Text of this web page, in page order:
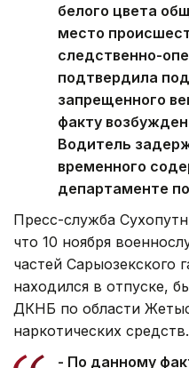
белого цвета
место
следственно-
подтвердила
запрещенного
факту
Водитель
временного
департаменте
Пресс-служба
что 10 ноября
частей Сарыозекского
находился в отпуске,
ДКНБ по области
наркотических средств.
- По данному